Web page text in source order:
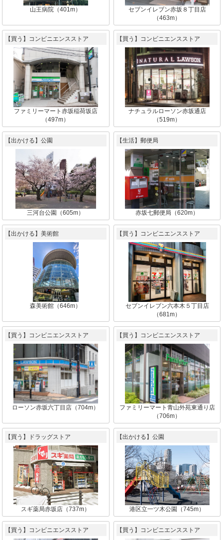
山王病院（401m）
セブンイレブン赤坂８丁目店
（463m）
【買う】コンビニエンスストア
ファミリーマート赤坂稲荷坂店
（497m）
【買う】コンビニエンスストア
ナチュラルローソン赤坂通店
（519m）
【出かける】公園
三河台公園（605m）
【生活】郵便局
赤坂七郵便局（620m）
【出かける】美術館
森美術館（646m）
【買う】コンビニエンスストア
セブンイレブン六本木５丁目店
（681m）
【買う】コンビニエンスストア
ローソン赤坂六丁目店（704m）
【買う】コンビニエンスストア
ファミリーマート青山外苑東通り店
（706m）
【買う】ドラッグストア
スギ薬局赤坂店（737m）
【出かける】公園
港区立一ツ木公園（745m）
【買う】コンビニエンスストア 【買う】コンビニエンスストア